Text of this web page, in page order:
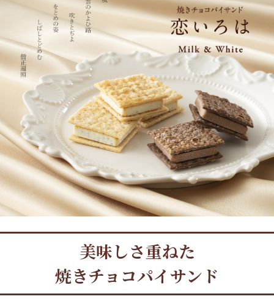
美味しさ重ねた
焼きチョコパイサンド